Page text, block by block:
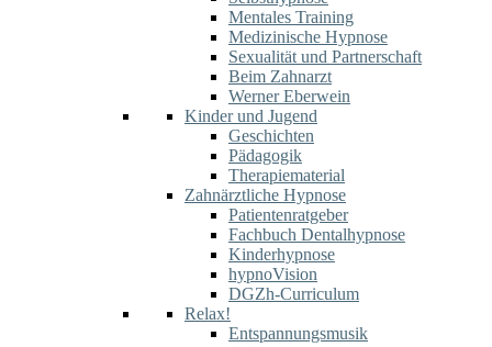
Mentales Training
Medizinische Hypnose
Sexualität und Partnerschaft
Beim Zahnarzt
Werner Eberwein
Kinder und Jugend
Geschichten
Pädagogik
Therapiematerial
Zahnärztliche Hypnose
Patientenratgeber
Fachbuch Dentalhypnose
Kinderhypnose
hypnoVision
DGZh-Curriculum
Relax!
Entspannungsmusik